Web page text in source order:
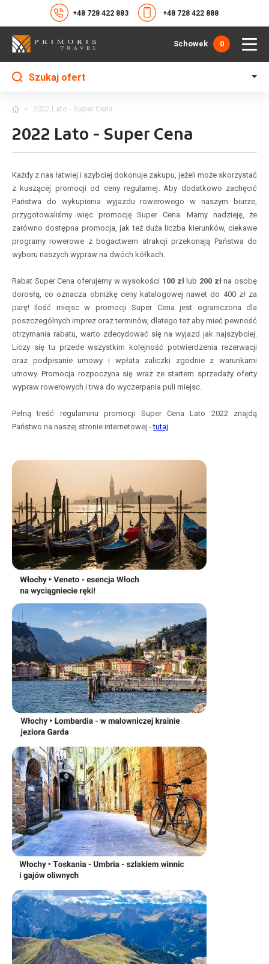
+48 728 422 883 +48 728 422 888
Schowek 0
Szukaj ofert
> 2022 Lato - Super Cena
2022 Lato - Super Cena
Każdy z nas łatwiej i szybciej dokonuje zakupu, jeżeli może skorzystać
z kuszącej promocji od ceny regularnej. Aby dodatkowo zachęcić
Państwa do wykupienia wyjazdu rowerowego w naszym biurze,
przygotowaliśmy więc promocję Super Cena. Mamy nadzieję, że
zarówno dostępna promocja, jak też duża liczba kierunków, ciekawe
programy rowerowe z bogactwem atrakcji przekonają Państwa do
wyboru naszych wypraw na dwóch kółkach.
Rabat Super Cena oferujemy w wysokości 100 złlub 200 złna osobę
dorosłą, co oznacza obniżkę ceny katalogowej nawet do 400 zł za
parę! Ilość miejsc w promocji Super Cena jest ograniczona dla
poszczególnych imprez oraz terminów, dlatego też aby mieć pewność
otrzymania rabatu, warto zdecydować się na wyjazd jak najszybciej.
Liczy się tu przede wszystkim kolejność potwierdzenia rezerwacji
oraz podpisanie umowy i wpłata zaliczki zgodnie z warunkami
umowy. Promocja rozpoczyna się wraz ze startem sprzedaży oferty
wypraw rowerowych i trwa do wyczerpania puli miejsc.
Pełną treść regulaminu promocji Super Cena Lato 2022 znajdą
Państwo na naszej stronie internetowej -tutaj.